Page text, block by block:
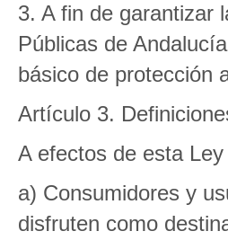
3. A fin de garantizar
Públicas de
básico de protección
Artículo 3.
A efectos de esta
a) Consumidores y
disfruten como